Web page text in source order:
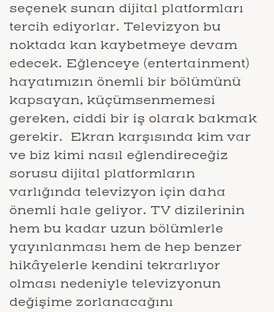
seçenek sunan dijital platformları
tercih ediyorlar. Televizyon bu
noktada kan kaybetmeye devam
edecek. Eğlenceye (entertainment)
hayatımızın önemli bir bölümünü
kapsayan, küçümsenmemesi
gereken, ciddi bir iş olarak bakmak
gerekir. Ekran karşısında kim var
ve biz kimi nasıl eğlendireceğiz
sorusu dijital platformların
varlığında televizyon için daha
önemli hale geliyor. TV dizilerinin
hem bu kadar uzun bölümlerle
yayınlanması hem de hep benzer
hikâyelerle kendini tekrarlıyor
olması nedeniyle televizyonun
değişime zorlanacağını